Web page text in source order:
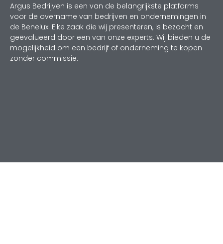
Argus Bedrijven is een van de belangrijkste platforms
voor de overname van bedrijven en ondernemingen in
de Benelux. Elke zaak die wij presenteren, is bezocht en
geëvalueerd door een van onze experts. Wij bieden u de
mogelijkheid om een bedrijf of onderneming te kopen
zonder commissie.